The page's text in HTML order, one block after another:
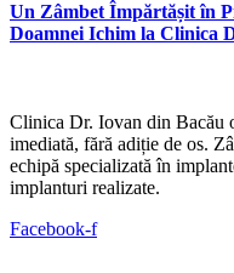
Un Zâmbet Împărtășit în
Doamnei Ichim la Clinica
Clinica Dr. Iovan din Bacău
imediată, fără adiție de os.
echipă specializată în
implanturi realizate.
Facebook-f